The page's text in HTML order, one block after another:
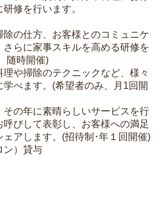
修を行います。
除の仕方、お客様とのコミュニケ
らに家事スキルを高める研修を
随時開催)
理や掃除のテクニックなど、様々
べます。(希望者のみ、月1回開
その年に素晴らしいサービスを行
びして表彰し、お客様への満足
アします。(招待制･年１回開催)
ン）貸与